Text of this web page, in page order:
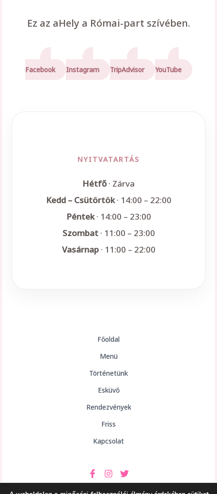
Ez az aHely a Római-part szívében.
Facebook Instagram TripAdvisor YouTube
NYITVATARTÁS
Hétfő· Zárva
Kedd – Csütörtök· 14:00 – 22:00
Péntek· 14:00 – 23:00
Szombat· 11:00 – 23:00
Vasárnap· 11:00 – 22:00
Főoldal
Menü
Történetünk
Esküvő
Rendezvények
Friss
Kapcsolat